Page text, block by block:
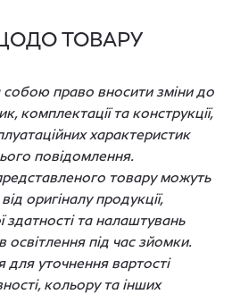
ТОВАРУ
право вносити зміни до
комплектації та конструкції,
характеристик
повідомлення.
товару можуть
оригіналу продукції,
здатності та налаштувань
під час зйомки.
уточнення вартості
кольору та інших